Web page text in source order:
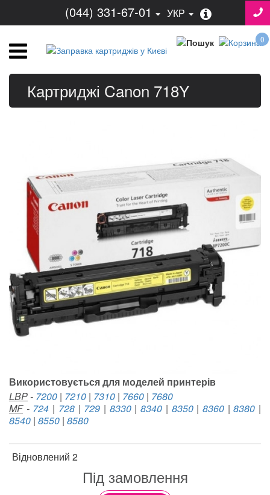
(044) 331-67-01 УКР
0
Картриджі Canon 718Y
Використовується для моделей принтерів
LBP - 7200 | 7210 | 7310 | 7660 | 7680
MF- 724 | 728| 729 | 8330|8340 | 8350| 8360|8380 |
8540 | 8550 | 8580
Відновлений 2
Під замовлення